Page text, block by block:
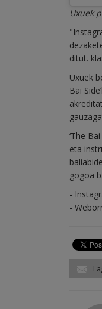
Uxuek
ditut.
Uxuek
Bai
‘The
eta
gogoa
-
-